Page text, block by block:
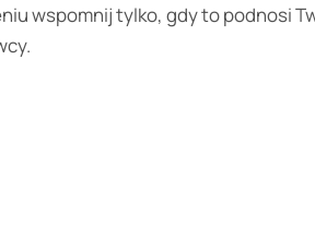
wspomnij tylko, gdy to podnosi